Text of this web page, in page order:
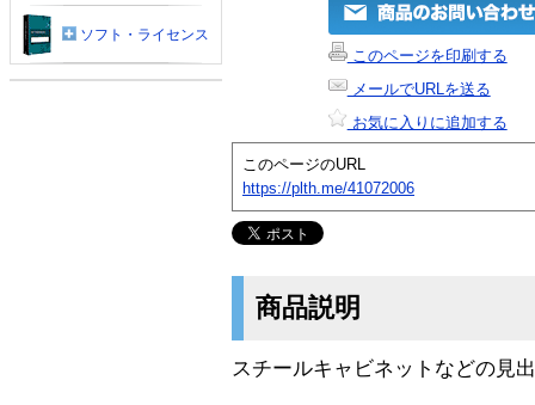
このページを印刷する
メールでURLを送る
お気に入りに追加する
このページのURL
https://plth.me/41072006
商品説明
スチールキャビネットなどの見
ソフト・ライセンス